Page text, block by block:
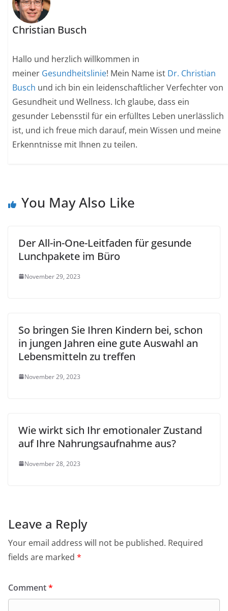
Christian Busch
Hallo und herzlich willkommen in
meiner Gesundheitslinie! Mein Name ist Dr. Christian
Busch und ich bin ein leidenschaftlicher Verfechter von
Gesundheit und Wellness. Ich glaube, dass ein
gesunder Lebensstil für ein erfülltes Leben unerlässlich
ist, und ich freue mich darauf, mein Wissen und meine
Erkenntnisse mit Ihnen zu teilen.
You May Also Like
Der All-in-One-Leitfaden für gesunde
Lunchpakete im Büro
November 29, 2023
So bringen Sie Ihren Kindern bei, schon
in jungen Jahren eine gute Auswahl an
Lebensmitteln zu treffen
November 29, 2023
Wie wirkt sich Ihr emotionaler Zustand
auf Ihre Nahrungsaufnahme aus?
November 28, 2023
Leave a Reply
Your email address will not be published. Required
fields are marked *
Comment*